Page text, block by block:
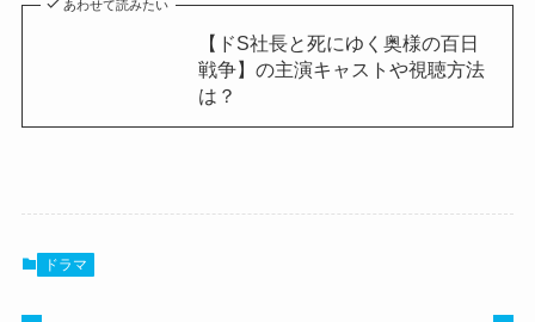
あわせて読みたい
【ドS社長と死にゆく奥様の百日
戦争】の主演キャストや視聴方法
は？
ドラマ